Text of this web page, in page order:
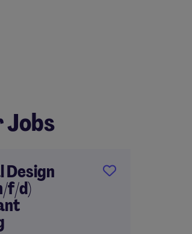
Jobs
Design
f/d)